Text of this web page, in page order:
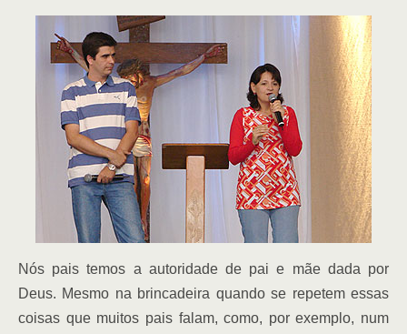
Nós pais temos a autoridade de pai e mãe dada por
Deus. Mesmo na brincadeira quando se repetem essas
coisas que muitos pais falam, como, por exemplo, num